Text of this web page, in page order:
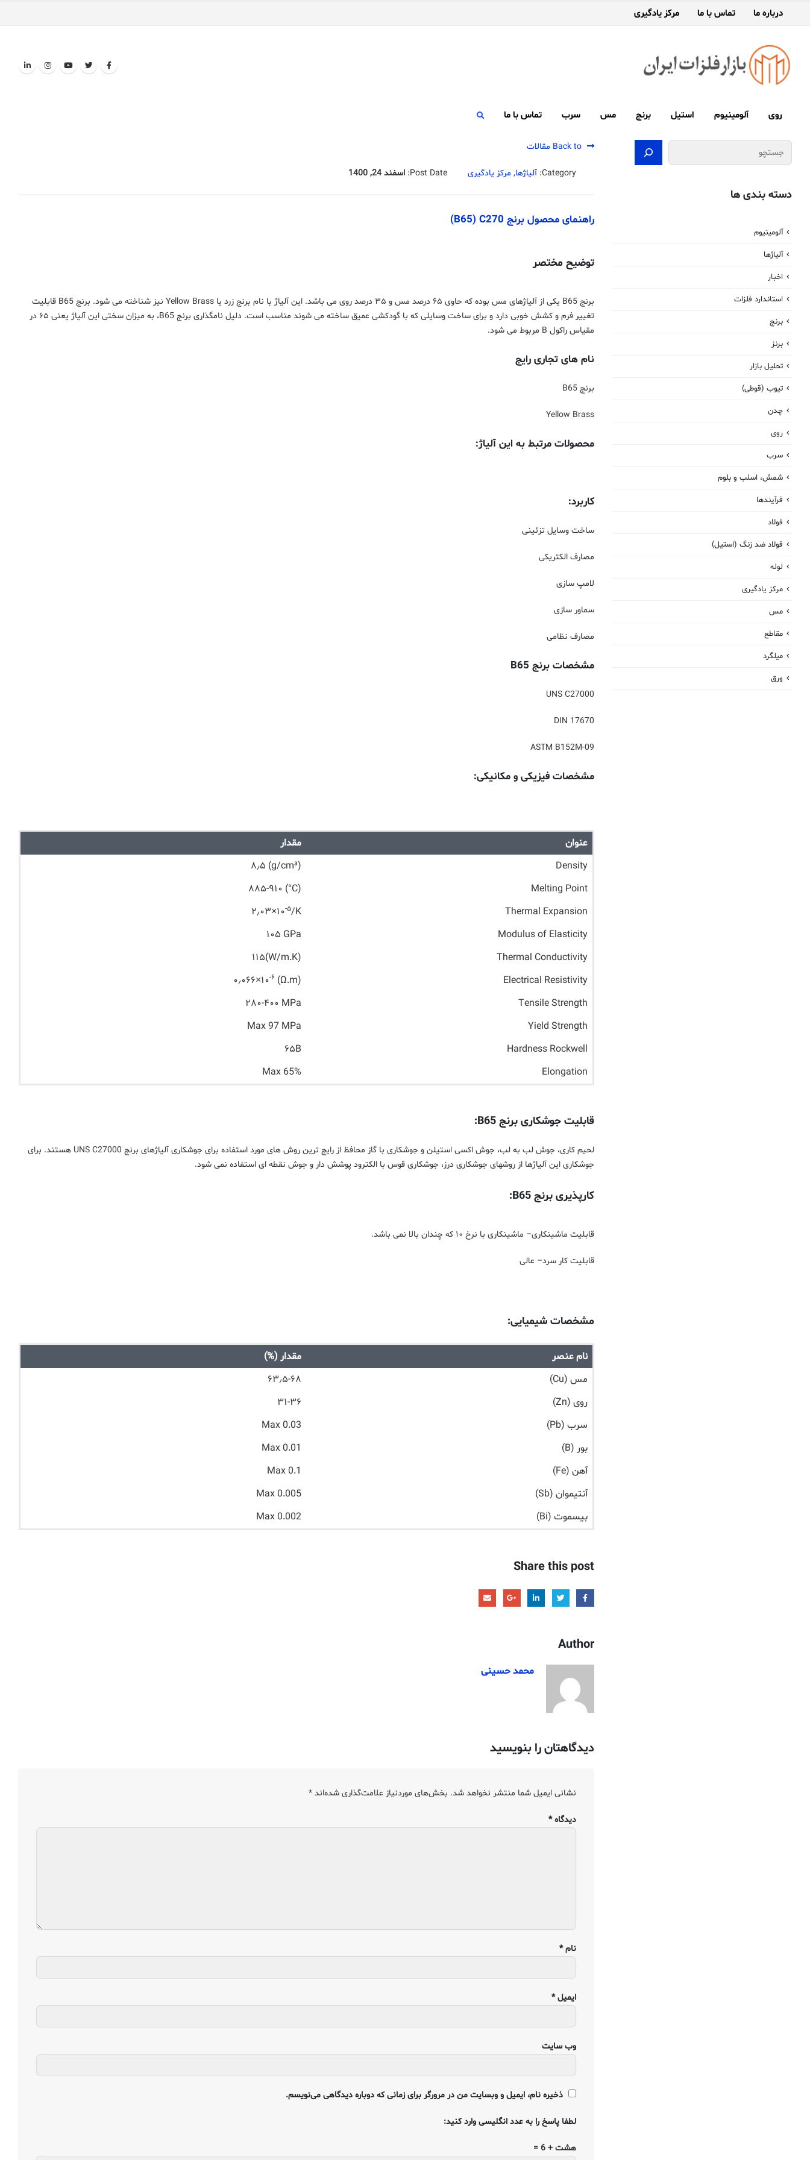
درباره ما تماس با ما مرکز یادگیری
روی آلومینیوم استیل برنج مس سرب تماس با ما
Back to مقالات
Category: آلیاژها, مرکز یادگیری Post Date: اسفند 24, 1400
راهنمای محصول برنج B65) C270)
توضیح مختصر
برنج B65 یکی از آلیاژهای مس بوده که حاوی ۶۵ درصد مس و ۳۵ درصد روی می باشد. این آلیاژ با نام برنج زرد یا Yellow Brass نیز شناخته می شود. برنج B65 قابلیت
تغییر فرم و کشش خوبی دارد و برای ساخت وسایلی که با گودکشی عمیق ساخته می شوند مناسب است. دلیل نامگذاری برنج B65، به میزان سختی این آلیاژ یعنی ۶۵ در
مقیاس راکول B مربوط می شود.
نام های تجاری رایج
برنج B65
Yellow Brass
محصولات مرتبط به این آلیاژ:
کاربرد:
ساخت وسایل تزئینی
مصارف الکتریکی
لامپ سازی
سماور سازی
مصارف نظامی
مشخصات برنج B65
UNS C27000
DIN 17670
ASTM B152M-09
مشخصات فیزیکی و مکانیکی:
عنوان
مقدار
Density
۸٫۵ (g/cm³)
Melting Point
۸۸۵-۹۱۰ (°C)
Thermal Expansion
۲٫۰۳×۱۰-۵/K
Modulus of Elasticity
۱۰۵ GPa
Thermal Conductivity
۱۱۵(W/m.K)
Electrical Resistivity
۰٫۰۶۶×۱۰-۶ (Ω.m)
Tensile Strength
۲۸۰-۴۰۰ MPa
Yield Strength
Max 97 MPa
Hardness Rockwell
۶۵B
Elongation
Max 65%
قابلیت جوشکاری برنج B65:
لحیم کاری، جوش لب به لب، جوش اکسی استیلن و جوشکاری با گاز محافظ از رایج ترین روش های مورد استفاده برای جوشکاری آلیاژهای برنج UNS C27000 هستند. برای
جوشکاری این آلیاژها از روشهای جوشکاری درز، جوشکاری قوس با الکترود پوشش دار و جوش نقطه ای استفاده نمی شود.
کارپذیری برنج B65:
قابلیت ماشینکاری– ماشینکاری با نرخ ۱۰ که چندان بالا نمی باشد.
قابلیت کار سرد– عالی
مشخصات شیمیایی:
نام عنصر
مقدار (%)
مس (Cu)
۶۳٫۵-۶۸
روی (Zn)
۳۱-۳۶
سرب (Pb)
Max 0.03
بور (B)
Max 0.01
آهن (Fe)
Max 0.1
آنتیموان (Sb)
Max 0.005
بیسموت (Bi)
Max 0.002
Share this post
Author
محمد حسینی
دیدگاهتان را بنویسید
نشانی ایمیل شما منتشر نخواهد شد. بخش‌های موردنیاز علامت‌گذاری شده‌اند*
دیدگاه*
نام*
ایمیل*
وب‌ سایت
ذخیره نام، ایمیل و وبسایت من در مرورگر برای زمانی که دوباره دیدگاهی می‌نویسم.
لطفا پاسخ را به عدد انگلیسی وارد کنید:
هشت + 6 =
جستجو
دسته بندی ها
آلومینیوم
آلیاژها
اخبار
استاندارد فلزات
برنج
برنز
تحلیل بازار
تیوب (قوطی)
چدن
روی
سرب
شمش، اسلب و بلوم
فرآیندها
فولاد
فولاد ضد زنگ (استیل)
لوله
مرکز یادگیری
مس
مقاطع
میلگرد
ورق